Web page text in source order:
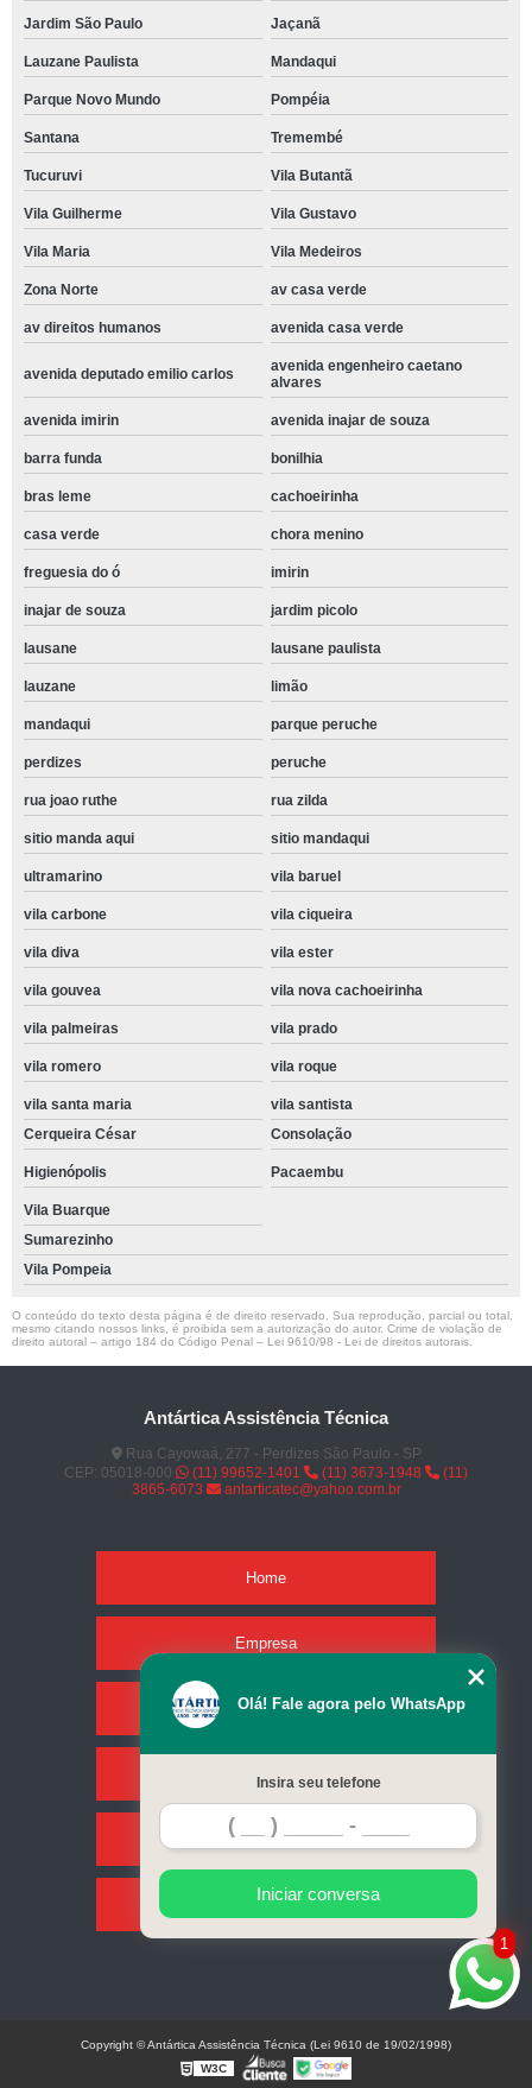
Jardim São Paulo Jaçanã
Lauzane Paulista Mandaqui
Parque Novo Mundo Pompéia
Santana Tremembé
Tucuruvi Vila Butantã
Vila Guilherme Vila Gustavo
Vila Maria Vila Medeiros
Zona Norte av casa verde
av direitos humanos avenida casa verde
avenida deputado emilio carlos
avenida engenheiro caetano
alvares
avenida imirin avenida inajar de souza
barra funda bonilhia
bras leme cachoeirinha
casa verde chora menino
freguesia do ó imirin
inajar de souza jardim picolo
lausane lausane paulista
lauzane limão
mandaqui parque peruche
perdizes peruche
rua joao ruthe rua zilda
sitio manda aqui sitio mandaqui
ultramarino vila baruel
vila carbone vila ciqueira
vila diva vila ester
vila gouvea vila nova cachoeirinha
vila palmeiras vila prado
vila romero vila roque
vila santa maria
vila santista
Cerqueira César
Consolação
Higienópolis Pacaembu
Vila Buarque
Sumarezinho
Vila Pompeia
O conteúdo do texto desta página é de direito reservado. Sua reprodução, parcial ou total,
mesmo citando nossos links, é proibida sem a autorização do autor. Crime de violação de
direito autoral – artigo 184 do Código Penal – Lei 9610/98 - Lei de direitos autorais
Antártica Assistência Técnica
Rua Cayowaá, 277 - Perdizes São Paulo - SP
CEP: 05018-000
(11) 99652-1401 (11) 3673-1948
(11)
3865-6073
antarticatec@yahoo.com.br
Home
Empresa
Missão
Serviços
Contato
Mapa do site
1
Olá! Fale agora pelo WhatsApp
Insira seu telefone
Iniciar conversa
Copyright © Antártica Assistência Técnica (Lei 9610 de 19/02/1998)
W3C